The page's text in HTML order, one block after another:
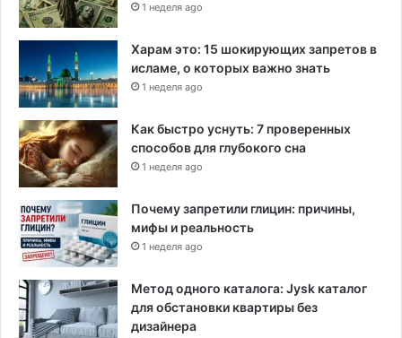
1 неделя ago
Харам это: 15 шокирующих запретов в
исламе, о которых важно знать
1 неделя ago
Как быстро уснуть: 7 проверенных
способов для глубокого сна
1 неделя ago
Почему запретили глицин: причины,
мифы и реальность
1 неделя ago
Метод одного каталога: Jysk каталог
для обстановки квартиры без
дизайнера